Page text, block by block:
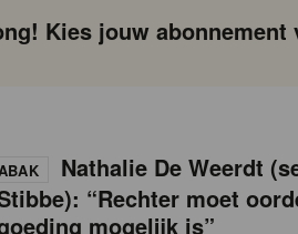
Kies jouw abonnement
Nathalie De Weerdt
“Rechter moet
mogelijk is”